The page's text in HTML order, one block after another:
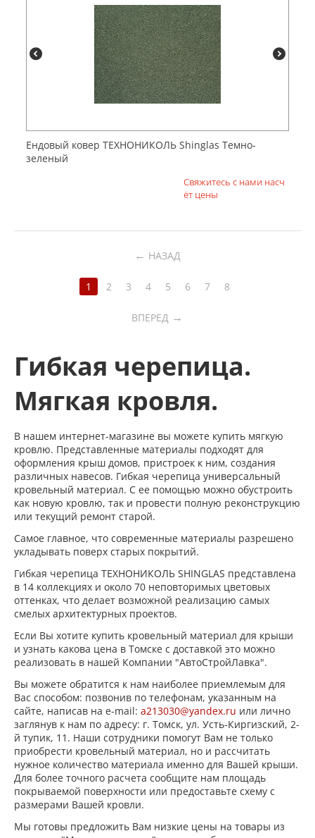
Ендовый ковер ТЕХНОНИКОЛЬ Shinglas Темно-
зеленый
Свяжитесь с нами насч
ёт цены
← НАЗАД
1 2 3 4 5 6 7 8
ВПЕРЕД →
Гибкая черепица.
Мягкая кровля.
В нашем интернет-магазине вы можете купить мягкую
кровлю. Представленные материалы подходят для
оформления крыш домов, пристроек к ним, создания
различных навесов. Гибкая черепица универсальный
кровельный материал. С ее помощью можно обустроить
как новую кровлю, так и провести полную реконструкцию
или текущий ремонт старой.
Самое главное, что современные материалы разрешено
укладывать поверх старых покрытий.
Гибкая черепица ТЕХНОНИКОЛЬ SHINGLAS представлена
в 14 коллекциях и около 70 неповторимых цветовых
оттенках, что делает возможной реализацию самых
смелых архитектурных проектов.
Если Вы хотите купить кровельный материал для крыши
и узнать какова цена в Томске с доставкой это можно
реализовать в нашей Компании "АвтоСтройЛавка".
Вы можете обратится к нам наиболее приемлемым для
Вас способом: позвонив по телефонам, указанным на
сайте, написав на e-mail: a213030@yandex.ru или лично
заглянув к нам по адресу: г. Томск, ул. Усть-Киргизский, 2-
й тупик, 11. Наши сотрудники помогут Вам не только
приобрести кровельный материал, но и рассчитать
нужное количество материала именно для Вашей крыши.
Для более точного расчета сообщите нам площадь
покрываемой поверхности или предоставьте схему с
размерами Вашей кровли.
Мы готовы предложить Вам низкие цены на товары из